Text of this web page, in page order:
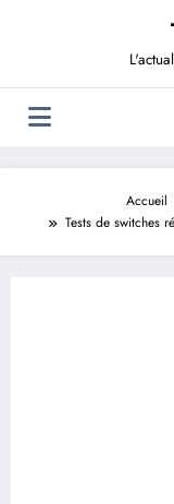
Accueil
Tests de switches